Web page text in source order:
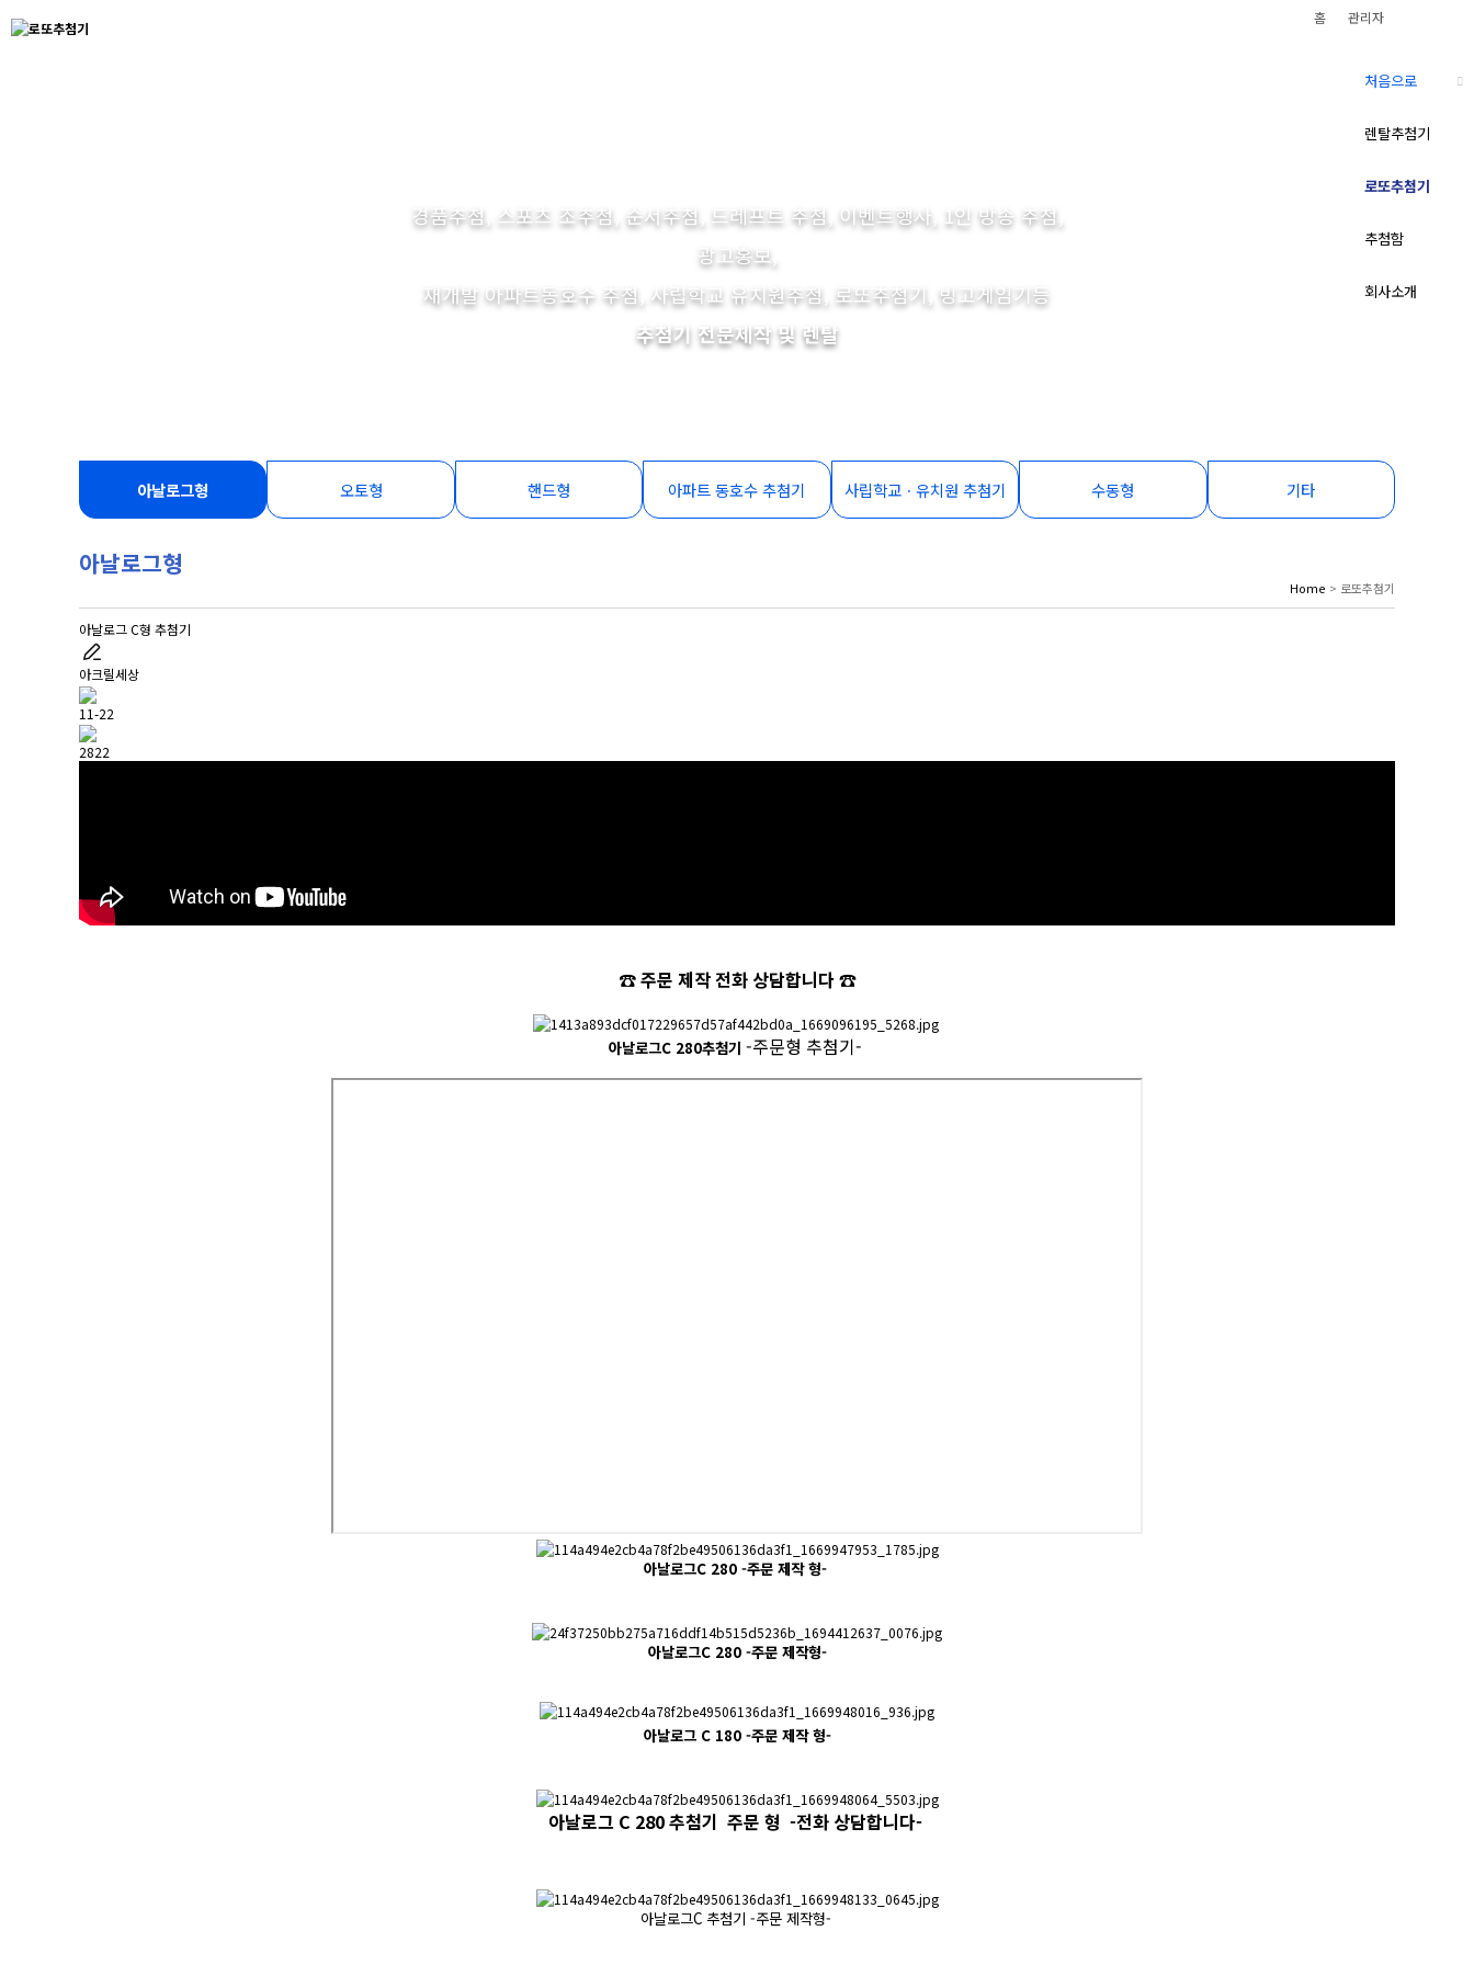
관리자
홈
처음으로
렌탈추첨기
로또추첨기
추첨함
회사소개
경품추첨, 스포츠 조추첨, 순서추첨, 드레프트 추첨, 이벤트행사, 1인 방송 추첨,
광고홍보,
재개발 아파트동호수 추첨, 사립학교 유치원추첨, 로또추첨기, 빙고게임기등
추첨기 전문제작 및 렌탈
아날로그형 오토형 핸드형 아파트 동호수 추첨기 사립학교ㆍ유치원 추첨기 수동형 기타
아날로그형
Home > 로또추첨기
아날로그 C형 추첨기
아크릴세상
11-22
2822
☎주문 제작 전화 상담합니다 ☎
아날로그C 280추첨기 -주문형 추첨기-
아날로그C 280 -주문 제작 형-
아날로그C 280 -주문 제작형-
아날로그 C 180 -주문 제작 형-
아날로그 C 280 추첨기 주문 형 -전화 상담합니다-
아날로그C 추첨기 -주문 제작형-